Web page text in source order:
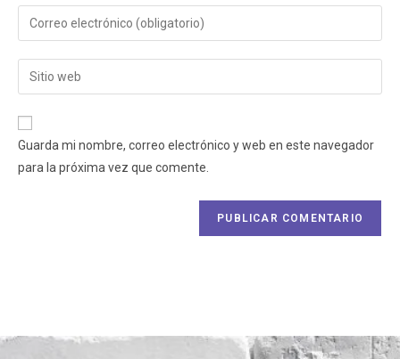
Guarda mi nombre, correo electrónico y web en este navegador
para la próxima vez que comente.